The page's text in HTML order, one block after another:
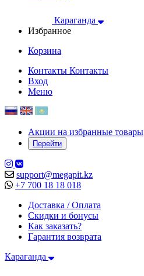
Караганда
Избранное
Корзина
Контакты Контакты
Вход
Меню
Акции на избранные товары
Перейти
support@megapit.kz
+7 700 18 18 018
Доставка / Оплата
Скидки и бонусы
Как заказать?
Гарантия возврата
Караганда